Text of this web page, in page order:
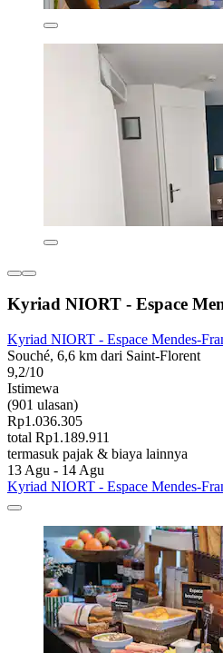
Kyriad NIORT - Espace
Kyriad NIORT - Espace Mendes-
Souché, 6,6 km dari Saint-Florent
9,2/10
Istimewa
(901 ulasan)
Rp1.036.305
total Rp1.189.911
termasuk pajak & biaya lainnya
13 Agu - 14 Agu
Kyriad NIORT - Espace Mendes-